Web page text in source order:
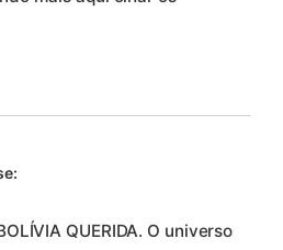
QUERIDA. O universo